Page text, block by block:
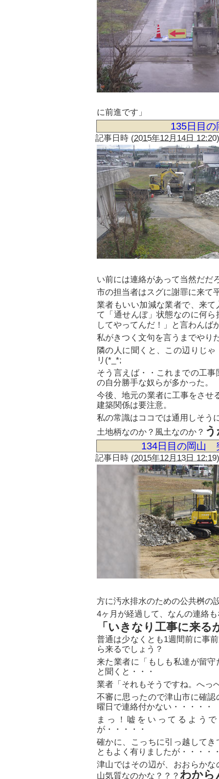
に前進です」
135日目
記事日時 (2015年12月14日 12:20)
い前には連絡があって当然だだ
市の担当者はスグに謝罪に来て
業者もいい加減な業者で、来
て「通せんぼ」状態なのに何
してやってんだ！」と言わんば
私がきつく文句を言うまでやり
隣の人に聞くと、この辺りじ
リ(*_*;
そう言えば・・これまでの工
の自分勝手な奴らが多かった。
今後、地元の業者に工事をさせ
建築関係は要注意。
私の常識はココでは通用しそう
土地柄なのか？風土なのか？
134日目の岡山
記事日時 (2015年12月13日 12:19)
方に汚水排水のための公共桝の
4ヶ月が経過して、なんの連絡
「いきなり工事に来る
普通は少なくとも1週間前に事
ら来るでしょう？
来た業者に「もしも私達が留
と聞くと・・・
業者「それもそうですね。へっ
不審に思ったので津山市に確
曜日で連絡付かない・・・・・
まっ！嘘をいってるよう
が・・・・・
確かに、こっちに引っ越して
ともよく有りましたが・・・・
津山ではその辺が、おおらか
山気質なのかな？？？ わから